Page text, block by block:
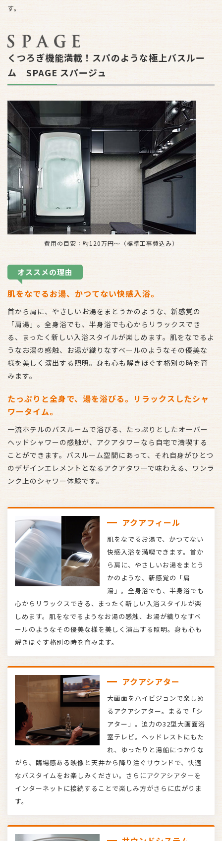
す。
くつろぎ機能満載！スパのような極上バスルー
ム SPAGE スパージュ
費用の目安：約120万円～（標準工事費込み）
オススメの理由
肌をなでるお湯、かつてない快感入浴。
首から肩に、やさしいお湯をまとうかのような、新感覚の
「肩湯」。全身浴でも、半身浴でも心からリラックスでき
る、まったく新しい入浴スタイルが楽しめます。肌をなでるよ
うなお湯の感触、お湯が織りなすベールのようなその優美な
様を美しく演出する照明。身も心も解きほぐす格別の時を育
みます。
たっぷりと全身で、湯を浴びる。リラックスしたシャ
ワータイム。
一流ホテルのバスルームで浴びる、たっぷりとしたオーバー
ヘッドシャワーの感触が、アクアタワーなら自宅で満喫する
ことができます。バスルーム空間にあって、それ自身がひとつ
のデザインエレメントとなるアクアタワーで味わえる、ワンラ
ンク上のシャワー体験です。
アクアフィール
肌をなでるお湯で、かつてない
快感入浴を満喫できます。首か
ら肩に、やさしいお湯をまとう
かのような、新感覚の「肩
湯」。全身浴でも、半身浴でも
心からリラックスできる、まったく新しい入浴スタイルが楽
しめます。肌をなでるようなお湯の感触、お湯が織りなすベ
ールのようなその優美な様を美しく演出する照明。身も心も
解きほぐす格別の時を育みます。
アクアシアター
大画面をハイビジョンで楽しめ
るアクアシアター。まるで「シ
アター」。迫力の32型大画面浴
室テレビ。ヘッドレストにもた
れ、ゆったりと湯船につかりな
がら、臨場感ある映像と天井から降り注ぐサウンドで、快適
なバスタイムをお楽しみください。さらにアクアシアターを
インターネットに接続することで楽しみ方がさらに広がりま
す。